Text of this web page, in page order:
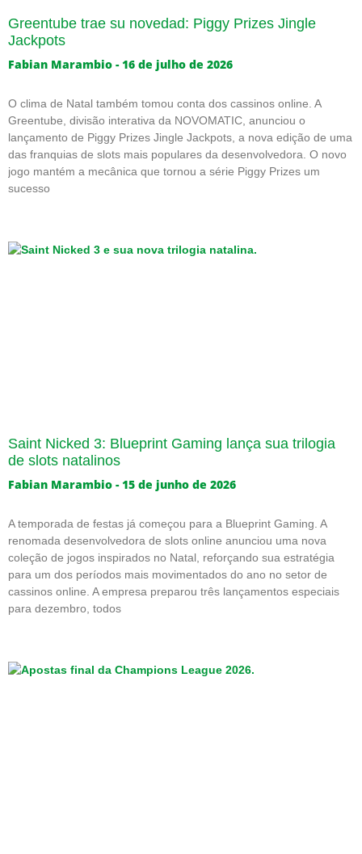
Greentube trae su novedad: Piggy Prizes Jingle
Jackpots
Fabian Marambio 16 de julho de 2026
O clima de Natal também tomou conta dos cassinos online. A
Greentube, divisão interativa da NOVOMATIC, anunciou o
lançamento de Piggy Prizes Jingle Jackpots, a nova edição de uma
das franquias de slots mais populares da desenvolvedora. O novo
jogo mantém a mecânica que tornou a série Piggy Prizes um
sucesso
Saint Nicked 3: Blueprint Gaming lança sua trilogia
de slots natalinos
Fabian Marambio 15 de junho de 2026
A temporada de festas já começou para a Blueprint Gaming. A
renomada desenvolvedora de slots online anunciou uma nova
coleção de jogos inspirados no Natal, reforçando sua estratégia
para um dos períodos mais movimentados do ano no setor de
cassinos online. A empresa preparou três lançamentos especiais
para dezembro, todos